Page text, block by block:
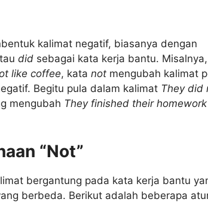
kalimat negatif, biasanya dengan
did sebagai kata kerja bantu. Misalnya,
like coffee, kata not mengubah kalimat
Begitu pula dalam kalimat They did
mengubah They finished their homework
“Not”
bergantung pada kata kerja bantu
berbeda. Berikut adalah beberapa